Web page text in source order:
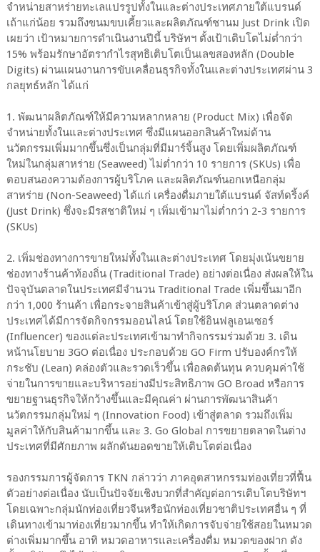
จำหน่ายสาหร่ายทะเลแปรรูปทั้งในและต่างประเทศภายใต้แบรนด์
เถ้าแก่น้อย รวมถึงขนมขบเคี้ยวและผลิตภัณฑ์ชานม Just Drink เปิด
เผยว่า เป้าหมายการดำเนินงานปีนี้ บริษัทฯ ตั้งเป้าเติบโตไม่ต่ำกว่า
15% พร้อมรักษาอัตรากำไรสุทธิเติบโตเป็นเลขสองหลัก (Double
Digits) ผ่านแผนงานการขับเคลื่อนธุรกิจทั้งในและต่างประเทศผ่าน 3
กลยุทธ์หลัก ได้แก่
1. พัฒนาผลิตภัณฑ์ให้มีความหลากหลาย (Product Mix) เพื่อจัด
จำหน่ายทั้งในและต่างประเทศ ซึ่งมีแผนออกสินค้าใหม่ด้าน
นวัตกรรมเพิ่มมากขึ้นซึ่งเป็นกลุ่มที่มีมาร์จิ้นสูง โดยเพิ่มผลิตภัณฑ์
ใหม่ในกลุ่มสาหร่าย (Seaweed) ไม่ต่ำกว่า 10 รายการ (SKUs) เพื่อ
ตอบสนองความต้องการผู้บริโภค และผลิตภัณฑ์นอกเหนือกลุ่ม
สาหร่าย (Non-Seaweed) ได้แก่ เครื่องดื่มภายใต้แบรนด์ จัสท์ดริ้งค์
(Just Drink) ซึ่งจะมีรสชาติใหม่ ๆ เพิ่มเข้ามาไม่ต่ำกว่า 2-3 รายการ
(SKUs)
2. เพิ่มช่องทางการขายใหม่ทั้งในและต่างประเทศ โดยมุ่งเน้นขยาย
ช่องทางร้านค้าท้องถิ่น (Traditional Trade) อย่างต่อเนื่อง ส่งผลให้ใน
ปัจจุบันตลาดในประเทศมีจำนวน Traditional Trade เพิ่มขึ้นมาอีก
กว่า 1,000 ร้านค้า เพื่อกระจายสินค้าเข้าสู่ผู้บริโภค ส่วนตลาดต่าง
ประเทศได้มีการจัดกิจกรรมออนไลน์ โดยใช้อินฟลูเอนเซอร์
(Influencer) ของแต่ละประเทศเข้ามาทำกิจกรรมร่วมด้วย 3. เดิน
หน้านโยบาย 3GO ต่อเนื่อง ประกอบด้วย GO Firm ปรับองค์กรให้
กระชับ (Lean) คล่องตัวและรวดเร็วขึ้น เพื่อลดต้นทุน ควบคุมค่าใช้
จ่ายในการขายและบริหารอย่างมีประสิทธิภาพ GO Broad หรือการ
ขยายฐานธุรกิจให้กว้างขึ้นและมีคุณค่า ผ่านการพัฒนาสินค้า
นวัตกรรมกลุ่มใหม่ ๆ (Innovation Food) เข้าสู่ตลาด รวมถึงเพิ่ม
มูลค่าให้กับสินค้ามากขึ้น และ 3. Go Global การขยายตลาดในต่าง
ประเทศที่มีศักยภาพ ผลักดันยอดขายให้เติบโตต่อเนื่อง
รองกรรมการผู้จัดการ TKN กล่าวว่า ภาคอุตสาหกรรมท่องเที่ยวที่ฟื้น
ตัวอย่างต่อเนื่อง นับเป็นปัจจัยเชิงบวกที่สำคัญต่อการเติบโตบริษัทฯ
โดยเฉพาะกลุ่มนักท่องเที่ยวจีนหรือนักท่องเที่ยวชาติประเทศอื่น ๆ ที่
เดินทางเข้ามาท่องเที่ยวมากขึ้น ทำให้เกิดการจับจ่ายใช้สอยในหมวด
ต่างเพิ่มมากขึ้น อาทิ หมวดอาหารและเครื่องดื่ม หมวดของฝาก ดัง